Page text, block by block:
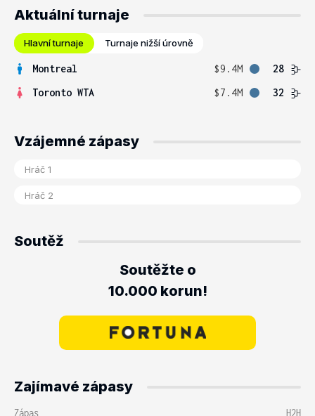
Aktuální turnaje
Hlavní turnaje Turnaje nižší úrovně
Montreal $9.4M
28
Toronto WTA
$7.4M 32
Vzájemné zápasy
Soutěž
Soutěžte o
10.000 korun!
Zajímavé zápasy
Zápas H2H